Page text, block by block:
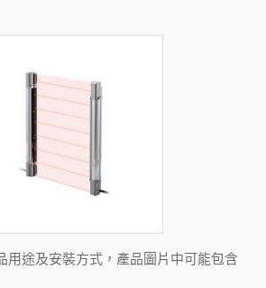
用途及安裝方式，產品圖片中可能包含